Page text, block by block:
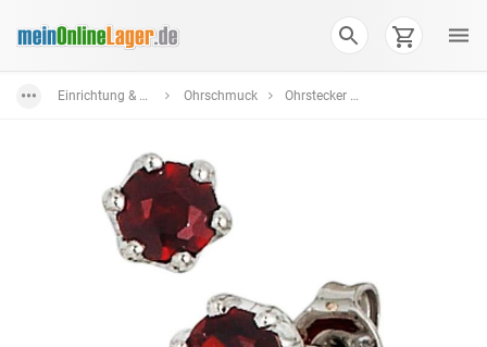
Einrichtung & Wohnaccessoires Ohrschmuck Ohrstecker aus Silber